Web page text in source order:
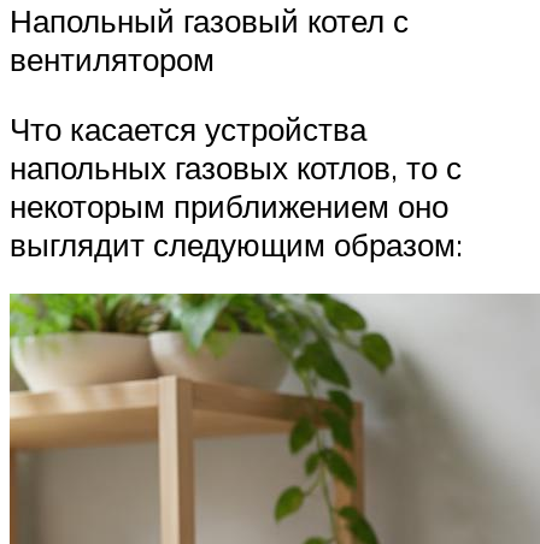
Напольный газовый котел с
вентилятором
Что касается устройства
напольных газовых котлов, то с
некоторым приближением оно
выглядит следующим образом: